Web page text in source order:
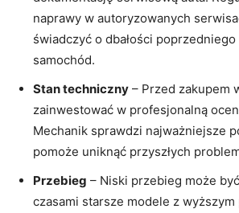
naprawy w ⁢autoryzowanych
świadczyć o dbałości poprzedniego
⁤samochód.
Stan techniczny – Przed ‍zakupem
zainwestować w⁢ profesjonalną
Mechanik ​sprawdzi najważniejsze
pomoże uniknąć⁤ przyszłych
Przebieg – ‍Niski⁣ przebieg może⁢
czasami⁤ starsze modele z